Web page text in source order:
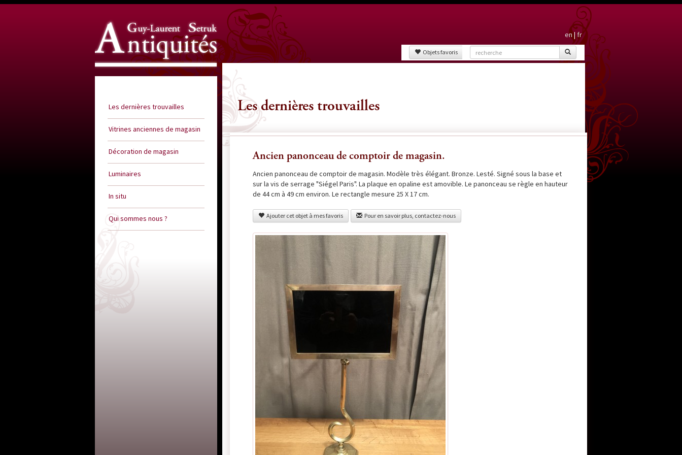
Les dernières trouvailles
Vitrines anciennes de magasin
Décoration de magasin
Luminaires
In situ
Qui sommes nous ?
en|fr
Objets favoris
Les dernières trouvailles
Ancien panonceau de comptoir de magasin.
Ancien panonceau de comptoir de magasin. Modèle très élégant. Bronze. Lesté. Signé sous la base et
sur la vis de serrage "Siégel Paris". La plaque en opaline est amovible. Le panonceau se règle en hauteur
de 44 cm à 49 cm environ. Le rectangle mesure 25 X 17 cm.
Ajouter cet objet à mes favoris Pour en savoir plus, contactez-nous